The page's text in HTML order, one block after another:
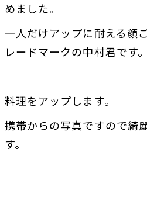
めました。
一人だけアップに耐える顔
レードマークの中村君です。
料理をアップします。
携帯からの写真ですので綺
す。